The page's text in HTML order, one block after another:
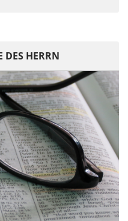
DES HERRN